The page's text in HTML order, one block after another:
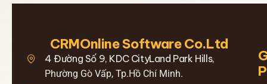
CRMOnline Software Co.Ltd
4 Đường Số 9, KDC CityLand Park Hills,
Phường Gò Vấp, Tp.Hồ Chí Minh.